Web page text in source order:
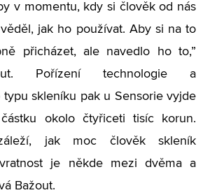
v momentu, kdy si člověk od nás
jak ho používat. Aby si na to
přicházet, ale navedlo ho to,”
Pořízení technologie a
typu skleníku pak u Sensorie vyjde
okolo čtyřiceti tisíc korun.
jak moc člověk skleník
je někde mezi dvěma a
Bažout.